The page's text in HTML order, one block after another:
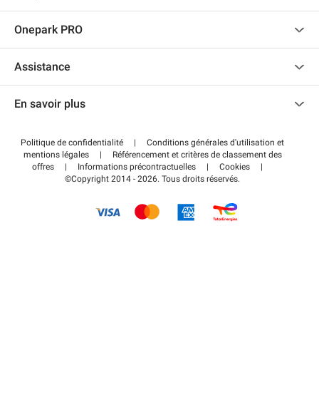
Recrutement
Onepark PRO
Accéder à mon espace partenaire
Assistance
Centre d'aide
Régler votre stationnement FLOW
En savoir plus
Wiki
Guide du stationnement
Politique de confidentialité |
Conditions générales d'utilisation et
mentions légales
|
Référencement et critères de classement des
offres
| Informations précontractuelles | Cookies
|
©Copyright 2014 - 2026. Tous droits réservés.